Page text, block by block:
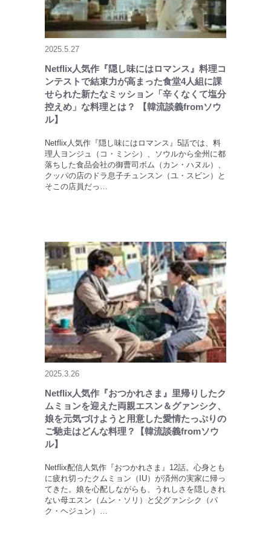
2025.5.27
Netflix人気作『隠し味にはロマンス』料理コ
ンテストで結束力が高まった食堂4人組に課
せられた新たなミッション「辛くなくて塩分
控えめ」な料理とは？ 【韓流談義fromソウ
ル】
Netflix人気作『隠し味にはロマンス』5話では、料
理人ヨンジュ（コ・ミンシ）、ソウルから全州に都
落ちした食品会社の御曹司ボム（カン・ハヌル）、
クッパの店のドラ息子チュンスン（ユ・スビン）と
そこの店員だっ…
2025.3.26
Netflix人気作『おつかれさま』里帰りしたク
ムミョンを迎えた両親エスン＆グァンシク、
娘を元気づけようと用意した愛情たっぷりの
ご馳走はどんな料理？【韓流談義fromソウ
ル】
Netflix配信人気作『おつかれさま』12話。心身とも
に疲れ切ったクムミョン（IU）が済州の実家に帰っ
てきた。娘を心配しながらも、うれしさを隠しきれ
ない母エスン（ムン・ソリ）と父グァンシク（パ
ク・ヘジュン）…